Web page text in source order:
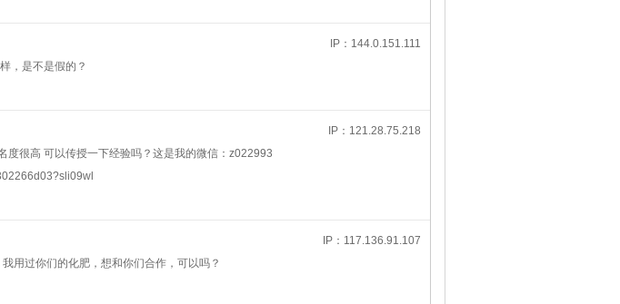
IP：144.0.151.111
，是不是假的？
IP：121.28.75.218
度很高 可以传授一下经验吗？这是我的微信：z022993
IP：117.136.91.107
用过你们的化肥，想和你们合作，可以吗？